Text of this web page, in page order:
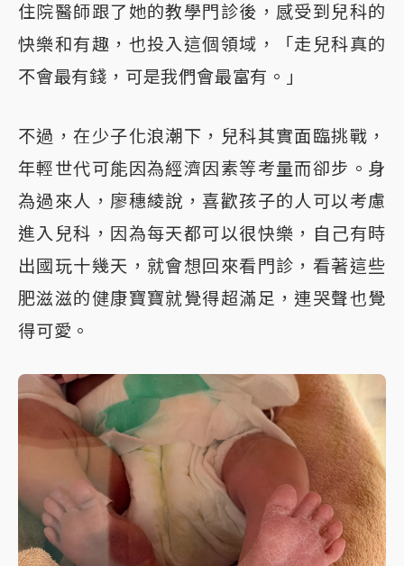
住院醫師跟了她的教學門診後，感受到兒科的
快樂和有趣，也投入這個領域，「走兒科真的
不會最有錢，可是我們會最富有。」
不過，在少子化浪潮下，兒科其實面臨挑戰，
年輕世代可能因為經濟因素等考量而卻步。身
為過來人，廖穗綾說，喜歡孩子的人可以考慮
進入兒科，因為每天都可以很快樂，自己有時
出國玩十幾天，就會想回來看門診，看著這些
肥滋滋的健康寶寶就覺得超滿足，連哭聲也覺
得可愛。